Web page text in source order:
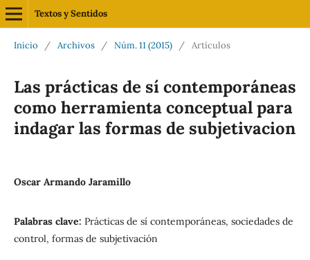
Textos y Sentidos
Inicio / Archivos / Núm. 11 (2015) / Artículos
Las prácticas de sí contemporáneas
como herramienta conceptual para
indagar las formas de subjetivacion
Oscar Armando Jaramillo
Palabras clave: Prácticas de sí contemporáneas, sociedades de
control, formas de subjetivación